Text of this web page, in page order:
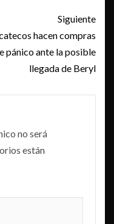
Siguiente
hacen compras
pánico ante la posible
llegada de Beryl
no será
están